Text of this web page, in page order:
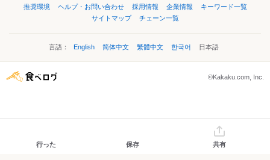
推奨環境
ヘルプ・お問い合わせ 採用情報 企業情報
キーワード一覧
サイトマップ
チェーン一覧
言語： English 简体中文 繁體中文 한국어 日本語
©Kakaku.com, Inc.
行った 保存 共有